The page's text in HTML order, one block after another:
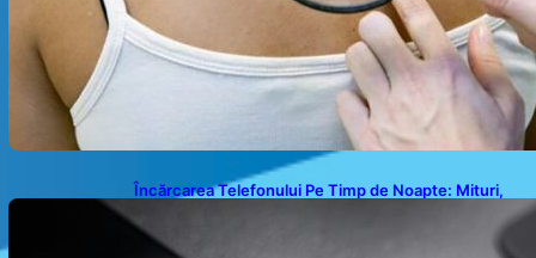
Încărcarea Telefonului Pe Timp de Noapte: Mituri,